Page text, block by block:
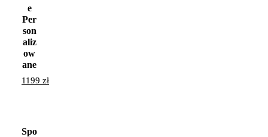
e
Per
son
aliz
ow
ane
1199 zł
Spo